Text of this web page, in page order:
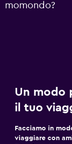
momondo?
Un modo
il tuo
Facciamo in
viaggiare con